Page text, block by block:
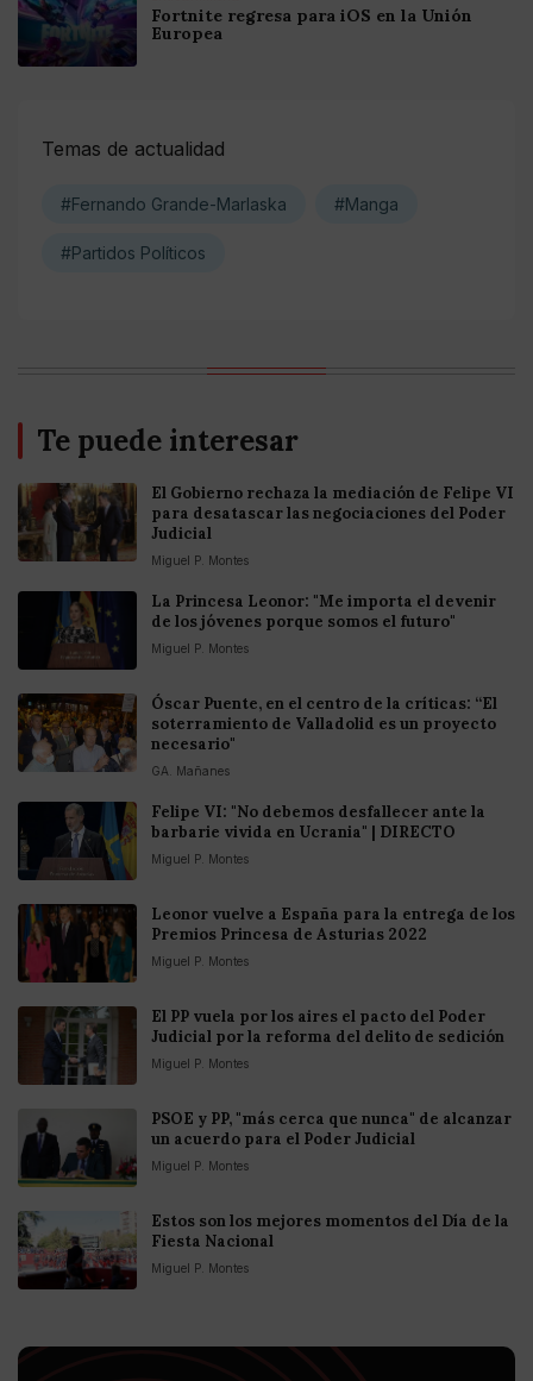
Fortnite regresa para iOS en la Unión
Europea
Temas de actualidad
#Fernando Grande-Marlaska #Manga
#Partidos Políticos
Te puede interesar
El Gobierno rechaza la mediación de Felipe VI
para desatascar las negociaciones del Poder
Judicial
Miguel P. Montes
La Princesa Leonor: "Me importa el devenir
de los jóvenes porque somos el futuro"
Miguel P. Montes
Óscar Puente, en el centro de la críticas: “El
soterramiento de Valladolid es un proyecto
necesario"
GA. Mañanes
Felipe VI: "No debemos desfallecer ante la
barbarie vivida en Ucrania" | DIRECTO
Miguel P. Montes
Leonor vuelve a España para la entrega de los
Premios Princesa de Asturias 2022
Miguel P. Montes
El PP vuela por los aires el pacto del Poder
Judicial por la reforma del delito de sedición
Miguel P. Montes
PSOE y PP, "más cerca que nunca" de alcanzar
un acuerdo para el Poder Judicial
Miguel P. Montes
Estos son los mejores momentos del Día de la
Fiesta Nacional
Miguel P. Montes